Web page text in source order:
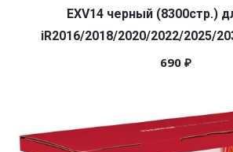
EXV14 черный (8300стр.)
iR2016/2018/2020/2022/2025/
690 ₽